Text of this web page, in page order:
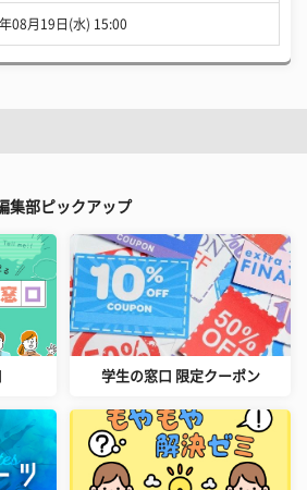
08月19日(水) 15:00
集部ピックアップ
学生の窓口 限定クーポン